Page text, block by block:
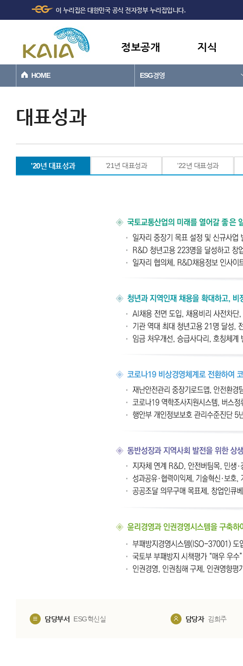
본문바로가기
이 누리집은 대한민국 공식 전자정부 누리집입니다.
정보공개 지식
HOME ESG경영
대표성과
’20년 대표성과 ’21년 대표성과 ’22년 대표성과
담당부서 ESG혁신실 담당자 김희주